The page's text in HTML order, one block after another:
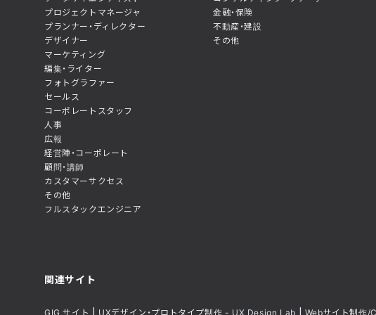
プロジェクトマネージャ
プランナー・ディレクター
デザイナー
マーケティング
編集・ライター
フォトグラファー
セールス
コーポレートスタッフ
人事
広報
経営陣・コーポレート
顧問・講師
カスタマーサクセス
その他
フルスタックエンジニア
金融・保険
不動産・建設
その他
関連サイト
GIG サイト UXデザイン・プロトタイプ制作 - UX Design Lab Webサイト制作/